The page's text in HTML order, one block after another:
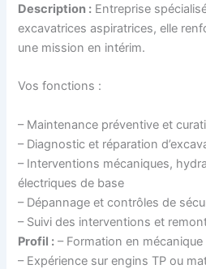
Description : Entreprise
excavatrices aspiratrices, elle
une mission en intérim.
Vos fonctions :
– Maintenance préventive et
– Diagnostic et réparation
– Interventions mécaniques,
électriques de base
– Dépannage et contrôles de
– Suivi des interventions et
Profil : – Formation en
– Expérience sur engins TP ou